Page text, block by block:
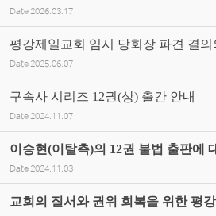
Date 2026.03.17
평강제일교회 임시 당회장 파견 결의
Date 2025.06.07
구속사 시리즈 12권(상) 출간 안내
Date 2024.11.07
이승현(이탈측)의 12권 불법 출판에
Date 2024.11.03
교회의 질서와 권위 회복을 위한 평